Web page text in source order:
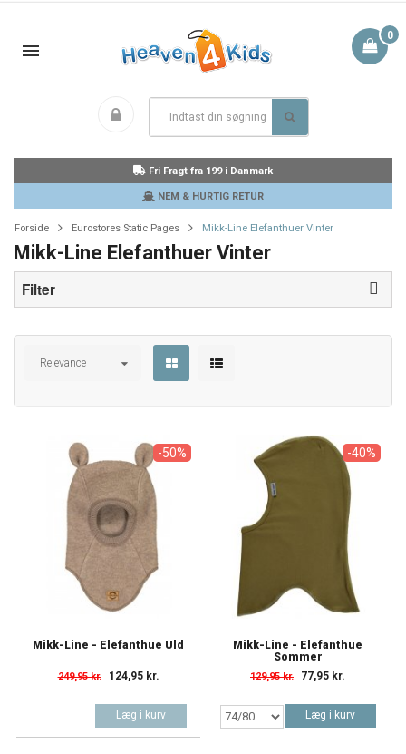
0
Fri Fragt fra 199 i Danmark
NEM & HURTIG RETUR
Forside Eurostores Static Pages Mikk-Line Elefanthuer Vinter
Mikk-Line Elefanthuer Vinter
Filter
Relevance
-50%
Mikk-Line - Elefanthue Uld
249,95 kr. 124,95 kr.
Læg i kurv
-40%
Mikk-Line - Elefanthue
Sommer
129,95 kr. 77,95 kr.
Læg i kurv